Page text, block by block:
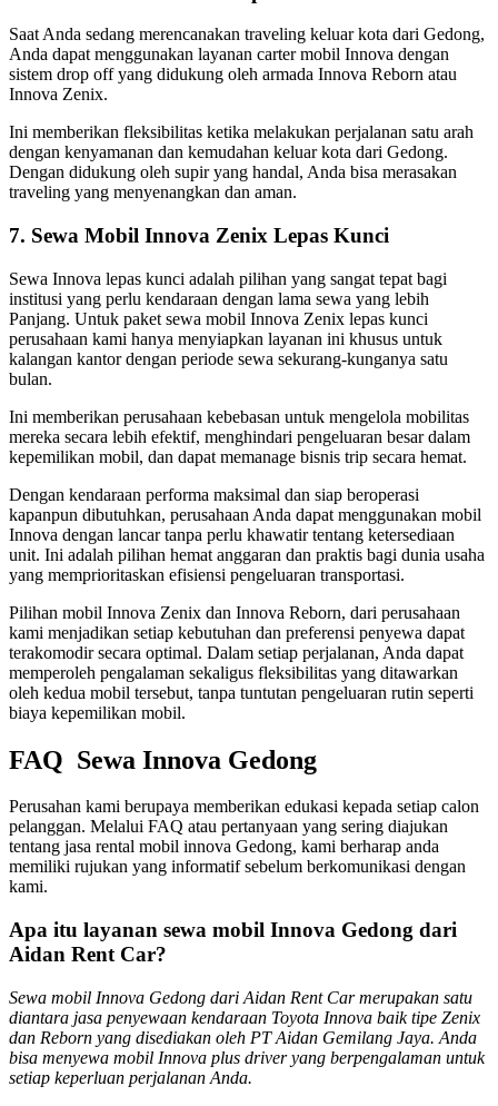
Saat Anda sedang merencanakan traveling keluar kota dari Gedong,
Anda dapat menggunakan layanan carter mobil Innova dengan
sistem drop off yang didukung oleh armada Innova Reborn atau
Innova Zenix.
Ini memberikan fleksibilitas ketika melakukan perjalanan satu arah
dengan kenyamanan dan kemudahan keluar kota dari Gedong.
Dengan didukung oleh supir yang handal, Anda bisa merasakan
traveling yang menyenangkan dan aman.
7. Sewa Mobil Innova Zenix Lepas Kunci
Sewa Innova lepas kunci adalah pilihan yang sangat tepat bagi
institusi yang perlu kendaraan dengan lama sewa yang lebih
Panjang. Untuk paket sewa mobil Innova Zenix lepas kunci
perusahaan kami hanya menyiapkan layanan ini khusus untuk
kalangan kantor dengan periode sewa sekurang-kunganya satu
bulan.
Ini memberikan perusahaan kebebasan untuk mengelola mobilitas
mereka secara lebih efektif, menghindari pengeluaran besar dalam
kepemilikan mobil, dan dapat memanage bisnis trip secara hemat.
Dengan kendaraan performa maksimal dan siap beroperasi
kapanpun dibutuhkan, perusahaan Anda dapat menggunakan mobil
Innova dengan lancar tanpa perlu khawatir tentang ketersediaan
unit. Ini adalah pilihan hemat anggaran dan praktis bagi dunia usaha
yang memprioritaskan efisiensi pengeluaran transportasi.
Pilihan mobil Innova Zenix dan Innova Reborn, dari perusahaan
kami menjadikan setiap kebutuhan dan preferensi penyewa dapat
terakomodir secara optimal. Dalam setiap perjalanan, Anda dapat
memperoleh pengalaman sekaligus fleksibilitas yang ditawarkan
oleh kedua mobil tersebut, tanpa tuntutan pengeluaran rutin seperti
biaya kepemilikan mobil.
FAQ Sewa Innova Gedong
Perusahan kami berupaya memberikan edukasi kepada setiap calon
pelanggan. Melalui FAQ atau pertanyaan yang sering diajukan
tentang jasa rental mobil innova Gedong, kami berharap anda
memiliki rujukan yang informatif sebelum berkomunikasi dengan
kami.
Apa itu layanan sewa mobil Innova Gedong dari
Aidan Rent Car?
Sewa mobil Innova Gedong dari Aidan Rent Car merupakan satu
diantara jasa penyewaan kendaraan Toyota Innova baik tipe Zenix
dan Reborn yang disediakan oleh PT Aidan Gemilang Jaya. Anda
bisa menyewa mobil Innova plus driver yang berpengalaman untuk
setiap keperluan perjalanan Anda.